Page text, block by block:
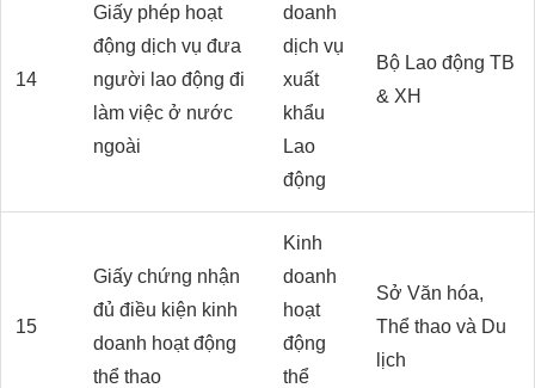
14
Giấy phép hoạt
động dịch vụ đưa
người lao động đi
làm việc ở nước
ngoài
doanh
dịch vụ
xuất
khẩu
Lao
động
Bộ Lao động TB
& XH
15
Giấy chứng nhận
đủ điều kiện kinh
doanh hoạt động
thể thao
Kinh
doanh
hoạt
động
thể
Sở Văn hóa,
Thể thao và Du
lịch